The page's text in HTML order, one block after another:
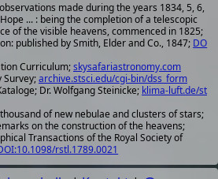
made during the years 1834, 5, 6,
... : being the completion of a telescopic
of the visible heavens, commenced in 1825;
published by Smith, Elder and Co., 1847; DO
Curriculum;skysafariastronomy.com
Survey;archive.stsci.edu/cgi-bin/dss_form
Dr. Wolfgang Steinicke; klima-luft.de/st
of new nebulae and clusters of stars;
on the construction of the heavens;
Transactions of the Royal Society of
rstl.1789.0021